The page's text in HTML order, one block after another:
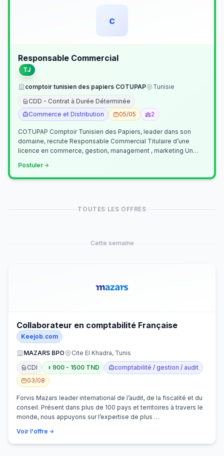
c
Responsable Commercial
TJ
comptoir tunisien des papiers COTUPAP
Tunisie
CDD - Contrat à Durée Déterminée
Commerce et Distribution
05/05 2
COTUPAP Comptoir Tunisien des Papiers, leader dans son
domaine, recrute Responsable Commercial Titulaire d’une
licence en commerce, gestion, management , marketing Un
Postuler
TOUTES LES OFFRES
Cette semaine
Collaborateur en comptabilité Française
Keejob.com
MAZARS BPO
Cite El Khadra, Tunis
CDI
900 - 1500 TND
comptabilité / gestion / audit
03/08
Forvis Mazars leader international de l’audit, de la fiscalité et du
conseil. Présent dans plus de 100 pays et territoires à travers le
monde, nous appuyons sur l’expertise de plus …
Voir l'offre